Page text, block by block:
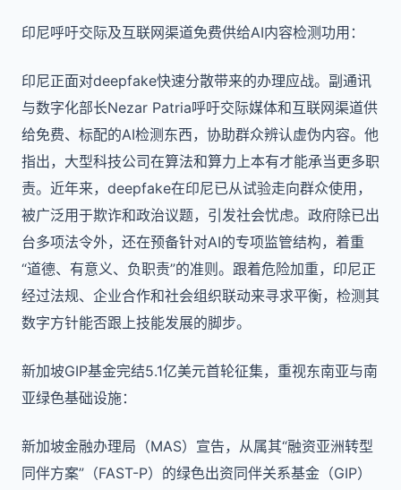
印尼呼吁交际及互联网渠道免费供给AI内容检测功用：
印尼正面对deepfake快速分散带来的办理应战。副通讯
与数字化部长Nezar Patria呼吁交际媒体和互联网渠道供
给免费、标配的AI检测东西，协助群众辨认虚伪内容。他
指出，大型科技公司在算法和算力上本有才能承当更多职
责。近年来，deepfake在印尼已从试验走向群众使用，
被广泛用于欺诈和政治议题，引发社会忧虑。政府除已出
台多项法令外，还在预备针对AI的专项监管结构，着重
“道德、有意义、负职责”的准则。跟着危险加重，印尼正
经过法规、企业合作和社会组织联动来寻求平衡，检测其
数字方针能否跟上技能发展的脚步。
新加坡GIP基金完结5.1亿美元首轮征集，重视东南亚与南
亚绿色基础设施：
新加坡金融办理局（MAS）宣告，从属其“融资亚洲转型
同伴方案”（FAST-P）的绿色出资同伴关系基金（GIP）